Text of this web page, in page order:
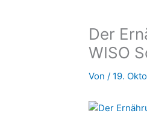
Der
WISO
Von / 19.